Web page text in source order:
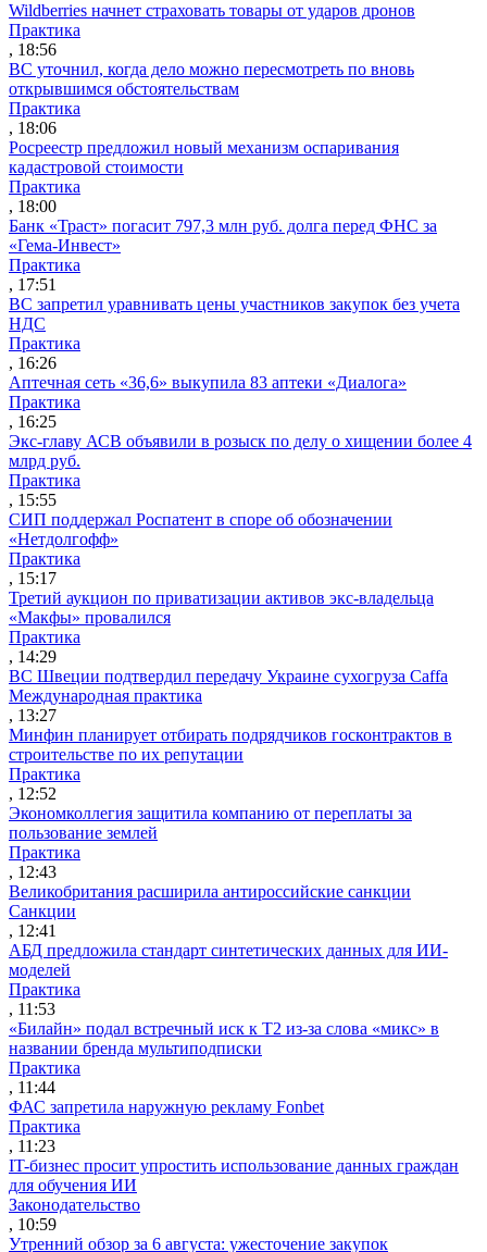
Wildberries начнет страховать товары от ударов дронов
Практика
, 18:56
ВС уточнил, когда дело можно пересмотреть по вновь
открывшимся обстоятельствам
Практика
, 18:06
Росреестр предложил новый механизм оспаривания
кадастровой стоимости
Практика
, 18:00
Банк «Траст» погасит 797,3 млн руб. долга перед ФНС за
«Гема-Инвест»
Практика
, 17:51
ВС запретил уравнивать цены участников закупок без учета
НДС
Практика
, 16:26
Аптечная сеть «36,6» выкупила 83 аптеки «Диалога»
Практика
, 16:25
Экс-главу АСВ объявили в розыск по делу о хищении более 4
млрд руб.
Практика
, 15:55
СИП поддержал Роспатент в споре об обозначении
«Нетдолгофф»
Практика
, 15:17
Третий аукцион по приватизации активов экс-владельца
«Макфы» провалился
Практика
, 14:29
ВС Швеции подтвердил передачу Украине сухогруза Caffa
Международная практика
, 13:27
Минфин планирует отбирать подрядчиков госконтрактов в
строительстве по их репутации
Практика
, 12:52
Экономколлегия защитила компанию от переплаты за
пользование землей
Практика
, 12:43
Великобритания расширила антироссийские санкции
Санкции
, 12:41
АБД предложила стандарт синтетических данных для ИИ-
моделей
Практика
, 11:53
«Билайн» подал встречный иск к Т2 из-за слова «микс» в
названии бренда мультиподписки
Практика
, 11:44
ФАС запретила наружную рекламу Fonbet
Практика
, 11:23
IT-бизнес просит упростить использование данных граждан
для обучения ИИ
Законодательство
, 10:59
Утренний обзор за 6 августа: ужесточение закупок